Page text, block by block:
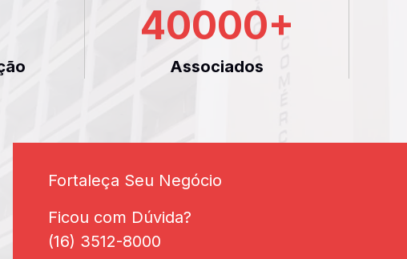
40000+
Associados
Fortaleça Seu Negócio
Ficou com Dúvida?
(16) 3512-8000